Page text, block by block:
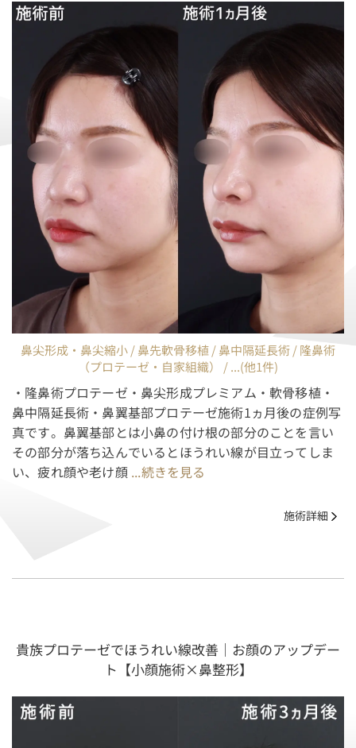
鼻尖形成・鼻尖縮小 / 鼻先軟骨移植 / 鼻中隔延長術 / 隆鼻術
（プロテーゼ・自家組織） / ...(他1件)
・隆鼻術プロテーゼ・鼻尖形成プレミアム・軟骨移植・
鼻中隔延長術・鼻翼基部プロテーゼ施術1ヵ月後の症例写
真です。鼻翼基部とは小鼻の付け根の部分のことを言い
その部分が落ち込んでいるとほうれい線が目立ってしま
い、疲れ顔や老け顔 ...続きを見る
施術詳細
貴族プロテーゼでほうれい線改善｜お顔のアップデー
ト【小顔施術×鼻整形】